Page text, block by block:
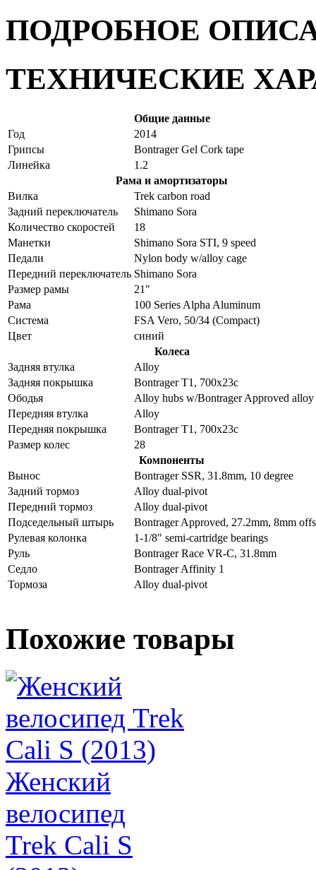
ПОДРОБНОЕ
ТЕХНИЧЕСКИЕ
Общие данные
Год
2014
Грипсы
Bontrager Gel Cork tape
Линейка
1.2
Рама и амортизаторы
Вилка
Trek carbon road
Задний переключатель
Shimano Sora
Количество скоростей
18
Манетки
Shimano Sora STI, 9 speed
Педали
Nylon body w/alloy cage
Передний переключатель Shimano Sora
Размер рамы
21"
Рама
100 Series Alpha Aluminum
Система
FSA Vero, 50/34 (Compact)
Цвет
синий
Колеса
Задняя втулка
Alloy
Задняя покрышка
Bontrager T1, 700x23c
Ободья
Alloy hubs w/Bontrager Approved alloy
Передняя втулка
Alloy
Передняя покрышка
Bontrager T1, 700x23c
Размер колес
28
Компоненты
Вынос
Bontrager SSR, 31.8mm, 10 degree
Задний тормоз
Alloy dual-pivot
Передний тормоз
Alloy dual-pivot
Подседельный штырь
Bontrager Approved, 27.2mm, 8mm
Рулевая колонка
1-1/8" semi-cartridge bearings
Руль
Bontrager Race VR-C, 31.8mm
Седло
Bontrager Affinity 1
Тормоза
Alloy dual-pivot
Похожие товары
Женский
велосипед
Trek Cali S